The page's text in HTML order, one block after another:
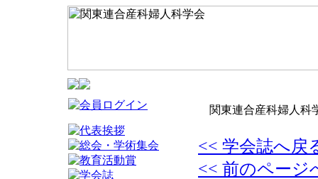
関東連合産科婦人科
<< 学会誌へ戻
<< 前のページ